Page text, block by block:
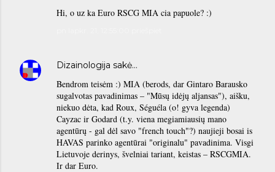
Hi, o uz ka Euro RSCG MIA cia papuole? :)
Dizainologija sakė…
Bendrom teisėm :) MIA (berods, dar Gintaro Barausko
sugalvotas pavadinimas – "Mūsų idėjų aljansas"), aišku,
niekuo dėta, kad Roux, Séguéla (o! gyva legenda)
Cayzac ir Godard (t.y. viena megiamiausių mano
agentūrų - gal dėl savo "french touch"?) naujieji bosai is
HAVAS parinko agentūrai "originalu" pavadinima. Visgi
Lietuvoje derinys, švelniai tariant, keistas – RSCGMIA.
Ir dar Euro.